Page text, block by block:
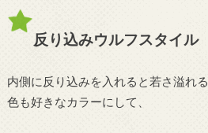
反り込みウルフスタイル
内側に反り込みを入れると若さ溢れ
色も好きなカラーにして、